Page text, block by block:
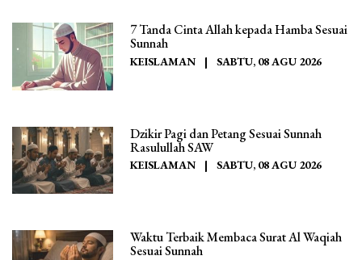
7 Tanda Cinta Allah kepada Hamba Sesuai
Sunnah
KEISLAMAN | SABTU, 08 AGU 2026
Dzikir Pagi dan Petang Sesuai Sunnah
Rasulullah SAW
KEISLAMAN | SABTU, 08 AGU 2026
Waktu Terbaik Membaca Surat Al Waqiah
Sesuai Sunnah